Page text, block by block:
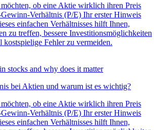
ob eine Aktie wirklich ihren Preis
Verhältnis (P/E) Ihr erster Hinweis
einfachen Verhältnisses hilft Ihnen,
zu treffen, bessere Investitionsmöglichkeiten
Fehler zu vermeiden.
bei Aktien und warum ist es wichtig?
ob eine Aktie wirklich ihren Preis
Verhältnis (P/E) Ihr erster Hinweis
einfachen Verhältnisses hilft Ihnen,